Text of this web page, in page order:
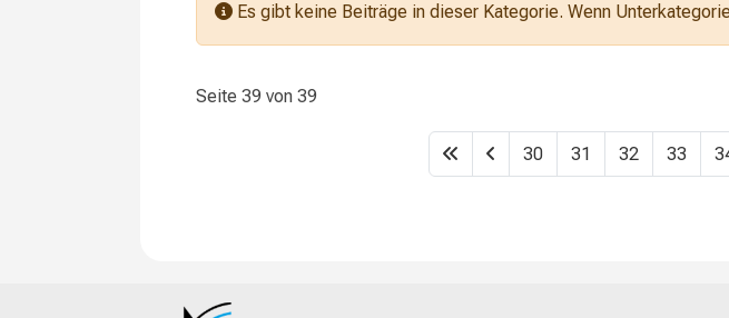
Information
Es gibt keine Beiträge in dieser Kategorie. Wenn
Seite 39 von 39
30 31 32 33